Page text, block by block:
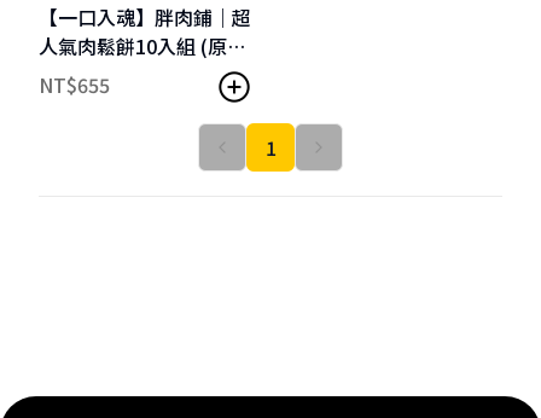
【一口入魂】胖肉鋪｜超
人氣肉鬆餅10入組 (原味/
芋泥/金沙/麻糬) *附提袋
NT$655
1